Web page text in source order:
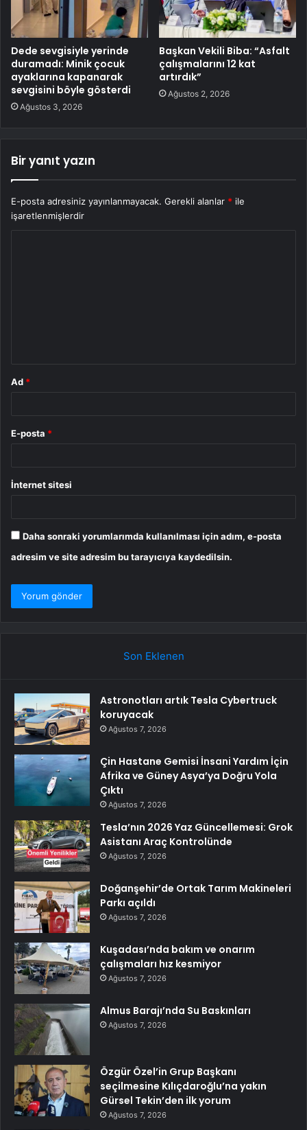
Dede sevgisiyle yerinde
duramadı: Minik çocuk
ayaklarına kapanarak
sevgisini böyle gösterdi
Ağustos 3, 2026
Başkan Vekili Biba: “Asfalt
çalışmalarını 12 kat
artırdık”
Ağustos 2, 2026
Bir yanıt yazın
E-posta adresiniz yayınlanmayacak. Gerekli alanlar * ile
işaretlenmişlerdir
Ad *
E-posta *
İnternet sitesi
Daha sonraki yorumlarımda kullanılması için adım, e-posta
adresim ve site adresim bu tarayıcıya kaydedilsin.
Son Eklenen
Astronotları artık Tesla Cybertruck
koruyacak
Ağustos 7, 2026
Çin Hastane Gemisi İnsani Yardım İçin
Afrika ve Güney Asya’ya Doğru Yola
Çıktı
Ağustos 7, 2026
Tesla’nın 2026 Yaz Güncellemesi: Grok
Asistanı Araç Kontrolünde
Ağustos 7, 2026
Doğanşehir’de Ortak Tarım Makineleri
Parkı açıldı
Ağustos 7, 2026
Kuşadası’nda bakım ve onarım
çalışmaları hız kesmiyor
Ağustos 7, 2026
Almus Barajı’nda Su Baskınları
Ağustos 7, 2026
Özgür Özel’in Grup Başkanı
seçilmesine Kılıçdaroğlu’na yakın
Gürsel Tekin’den ilk yorum
Ağustos 7, 2026